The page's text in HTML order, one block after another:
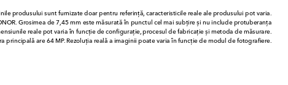
produsului sunt furnizate doar pentru referință, caracteristicile reale ale produsului pot varia.
Grosimea de 7,45 mm este măsurată în punctul cel mai subțire și nu include protuberanța
reale pot varia în funcție de configurație, procesul de fabricație și metoda de măsurare.
principală are 64 MP. Rezoluția reală a imaginii poate varia în funcție de modul de fotografiere.